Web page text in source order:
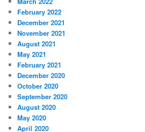
February 2022
December 2021
November 2021
August 2021
May 2021
February 2021
December 2020
October 2020
September 2020
August 2020
May 2020
April 2020